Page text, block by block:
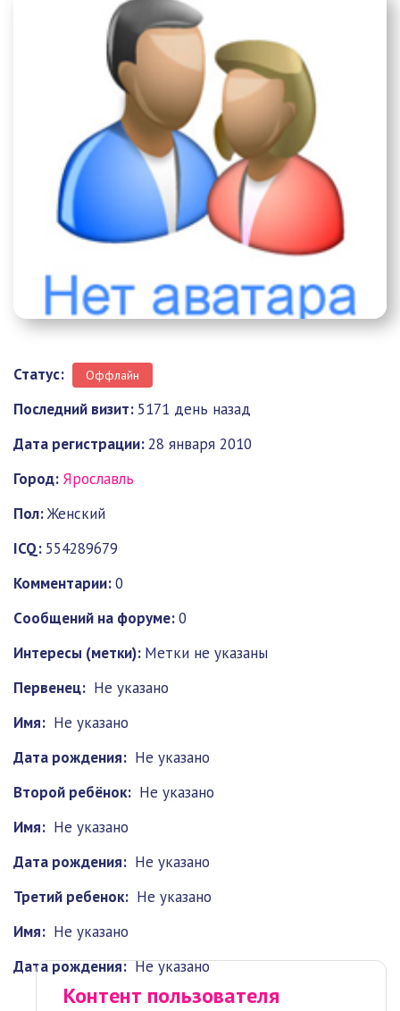
Статус: Оффлайн
Последний визит: 5171 день назад
Дата регистрации:28 января 2010
Город: Ярославль
Пол:Женский
ICQ: 554289679
Комментарии:0
Cообщений на форуме:0
Интересы (метки): Метки не указаны
Первенец: Не указано
Имя: Не указано
Дата рождения: Не указано
Второй ребёнок: Не указано
Имя: Не указано
Дата рождения: Не указано
Третий ребенок: Не указано
Имя: Не указано
Дата рождения: Не указано
Контент пользователя